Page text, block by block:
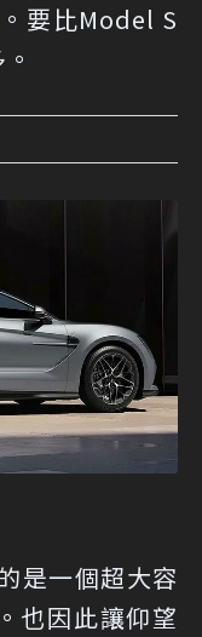
要比Model S
是一個超大容
也因此讓仰望